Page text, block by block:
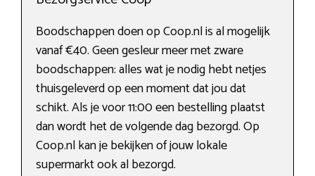
Boodschappen doen op Coop.nl is al mogelijk
vanaf €40. Geen gesleur meer met zware
boodschappen: alles wat je nodig hebt netjes
thuisgeleverd op een moment dat jou dat
schikt. Als je voor 11:00 een bestelling plaatst
dan wordt het de volgende dag bezorgd. Op
Coop.nl kan je bekijken of jouw lokale
supermarkt ook al bezorgd.